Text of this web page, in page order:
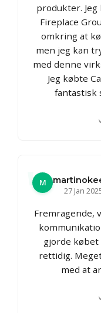
produkter.
Fireplace
omkring at
men jeg kan
med denne
Jeg købte
fantastisk
M
27 Jan
Fremragende,
gjorde
rettidig.
med at